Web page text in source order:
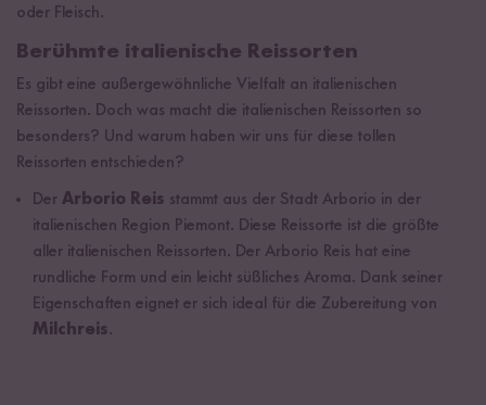
oder Fleisch.
Berühmte italienische Reissorten
Es gibt eine außergewöhnliche Vielfalt an italienischen
Reissorten. Doch was macht die italienischen Reissorten so
besonders? Und warum haben wir uns für diese tollen
Reissorten entschieden?
Der Arborio Reis stammt aus der Stadt Arborio in der
italienischen Region Piemont. Diese Reissorte ist die größte
aller italienischen Reissorten. Der Arborio Reis hat eine
rundliche Form und ein leicht süßliches Aroma. Dank seiner
Eigenschaften eignet er sich ideal für die Zubereitung von
Milchreis.